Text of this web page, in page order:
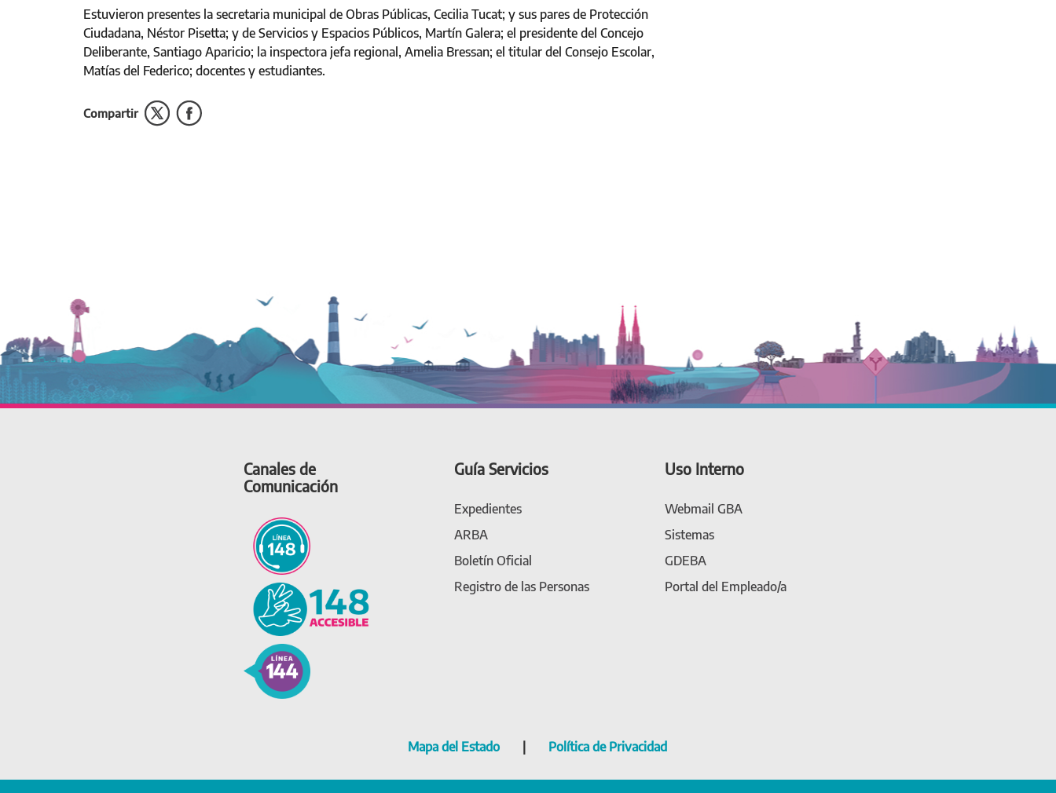
Estuvieron presentes la secretaria municipal de Obras Públicas, Cecilia Tucat; y sus pares de Protección
Ciudadana, Néstor Pisetta; y de Servicios y Espacios Públicos, Martín Galera; el presidente del Concejo
Deliberante, Santiago Aparicio; la inspectora jefa regional, Amelia Bressan; el titular del Consejo Escolar,
Matías del Federico; docentes y estudiantes.
Compartir
Canales de
Comunicación
Guía Servicios
Expedientes
ARBA
Boletín Oficial
Registro de las Personas
Uso Interno
Webmail GBA
Sistemas
GDEBA
Portal del Empleado/a
Mapa del Estado Política de Privacidad